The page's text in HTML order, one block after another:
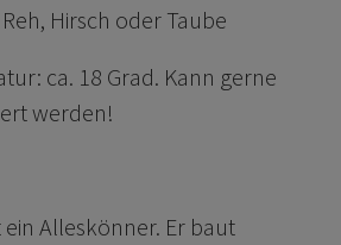
Hirsch oder Taube
ca. 18 Grad. Kann gerne
werden!
Alleskönner. Er baut